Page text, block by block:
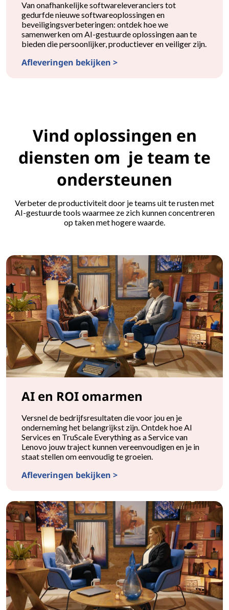
Van onafhankelijke softwareleveranciers tot
gedurfde nieuwe softwareoplossingen en
beveiligingsverbeteringen: ontdek hoe we
samenwerken om AI-gestuurde oplossingen aan te
bieden die persoonlijker, productiever en veiliger zijn.
Afleveringen bekijken >
Vind oplossingen en
diensten om je team te
ondersteunen
Verbeter de productiviteit door je teams uit te rusten met
AI-gestuurde tools waarmee ze zich kunnen concentreren
op taken met hogere waarde.
AI en ROI omarmen
Versnel de bedrijfsresultaten die voor jou en je
onderneming het belangrijkst zijn. Ontdek hoe AI
Services en TruScale Everything as a Service van
Lenovo jouw traject kunnen vereenvoudigen en je in
staat stellen om eenvoudig te groeien.
Afleveringen bekijken >